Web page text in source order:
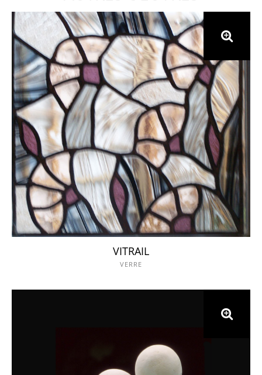
VITRAIL
VERRE